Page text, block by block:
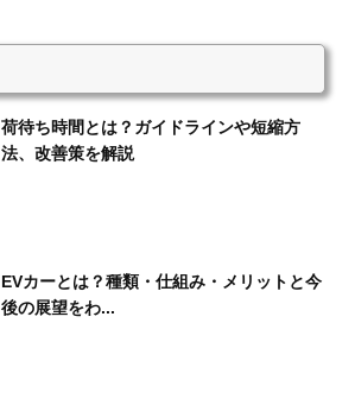
荷待ち時間とは？ガイドラインや短縮方
法、改善策を解説
EVカーとは？種類・仕組み・メリットと今
後の展望をわ...